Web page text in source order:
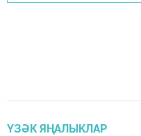
ҮЗӘК ЯҢАЛЫКЛАР